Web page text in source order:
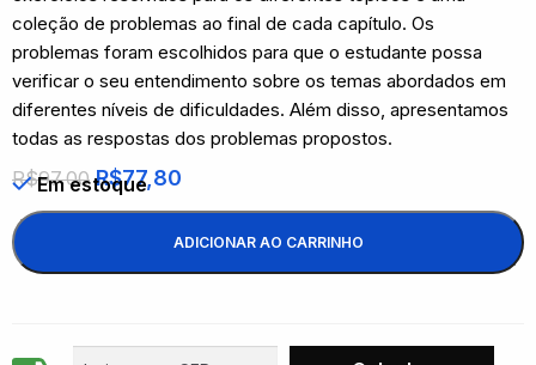
coleção de problemas ao final de cada capítulo. Os
problemas foram escolhidos para que o estudante possa
verificar o seu entendimento sobre os temas abordados em
diferentes níveis de dificuldades. Além disso, apresentamos
todas as respostas dos problemas propostos.
R$97,00 R$77,80
Em estoque
ADICIONAR AO CARRINHO